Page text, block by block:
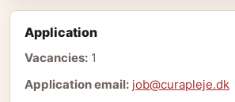
Application
Vacancies: 1
Application email: job@curapleje.dk